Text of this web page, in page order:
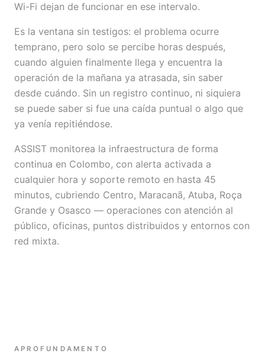
Wi-Fi dejan de funcionar en ese intervalo.
Es la ventana sin testigos: el problema ocurre
temprano, pero solo se percibe horas después,
cuando alguien finalmente llega y encuentra la
operación de la mañana ya atrasada, sin saber
desde cuándo. Sin un registro continuo, ni siquiera
se puede saber si fue una caída puntual o algo que
ya venía repitiéndose.
ASSIST monitorea la infraestructura de forma
continua en Colombo, con alerta activada a
cualquier hora y soporte remoto en hasta 45
minutos, cubriendo Centro, Maracanã, Atuba, Roça
Grande y Osasco — operaciones con atención al
público, oficinas, puntos distribuidos y entornos con
red mixta.
APROFUNDAMENTO